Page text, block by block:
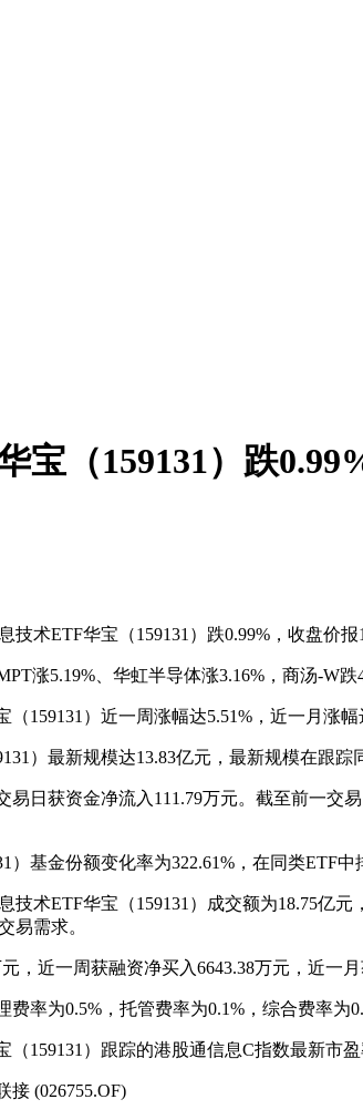
宝（159131）跌
术ETF华宝（159131）跌0.99%，收盘价报
涨5.19%、华虹半导体涨3.16%，商汤-W跌
159131）近一周涨幅达5.51%，近一月涨幅
）最新规模达13.83亿元，最新规模在跟
易日获资金净流入111.79万元。截至前一交
基金份额变化率为322.61%，在同类ETF中
技术ETF华宝（159131）成交额为18.75亿
易需求。
，近一周获融资净买入6643.38万元，近一月
率为0.5%，托管费率为0.1%，综合费率为
159131）跟踪的港股通信息C指数最新市
接 (026755.OF)